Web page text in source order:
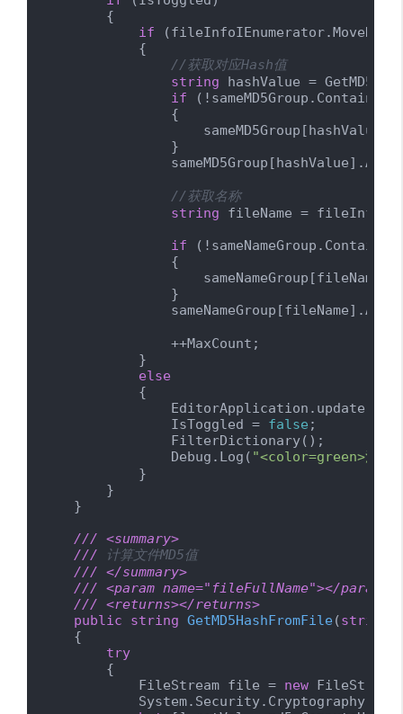
        {
if
            {
//获取对应Hash值
string hashValue =
if
                {
sameMD5Group[hashValue]
                }
                sameMD5Group[hashValue].Add(
//获取名称
string fileName =
if
                {
sameNameGroup[fileName]
                }
                sameNameGroup[fileName].Add(
                ++MaxCount;
            }
else
            {
EditorApplication.update -=
                IsToggled =
false ;
                FilterDictionary();
                Debug.Log(
"<color=green>注
            }
        }
    }
/// <summary>
/// 计算文件MD5值
/// </summary>
/// <param name="fileFullName"></param>
/// <returns></returns>
public
string GetMD5HashFromFile(string
    {
try
        {
            FileStream file =
new